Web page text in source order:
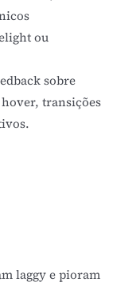
ou
sobre
transições
laggy e pioram